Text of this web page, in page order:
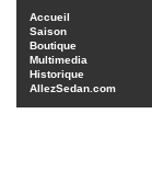
Accueil
Saison
Boutique
Multimedia
Historique
AllezSedan.com